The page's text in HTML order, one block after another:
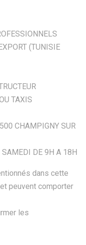
(TUNISIE
TAXIS
CHAMPIGNY SUR
DE 9H A 18H
dans cette
peuvent comporter
les